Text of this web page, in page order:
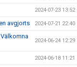
2024-07-23 13:52
avgjorts 2024-07-21 22:40
2024-06-24 12:29
2024-06-18 11:21